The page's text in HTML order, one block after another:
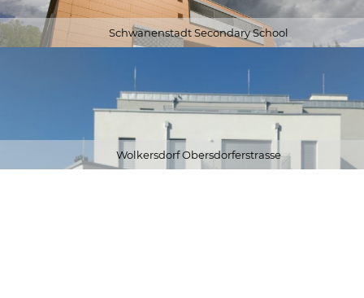
Schwanenstadt Secondary School
Wolkersdorf Obersdorferstrasse